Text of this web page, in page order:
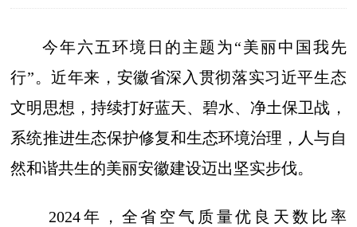
今年六五环境日的主题为“美丽中国我先
行”。近年来，安徽省深入贯彻落实习近平生态
文明思想，持续打好蓝天、碧水、净土保卫战，
系统推进生态保护修复和生态环境治理，人与自
然和谐共生的美丽安徽建设迈出坚实步伐。
2024年，全省空气质量优良天数比率